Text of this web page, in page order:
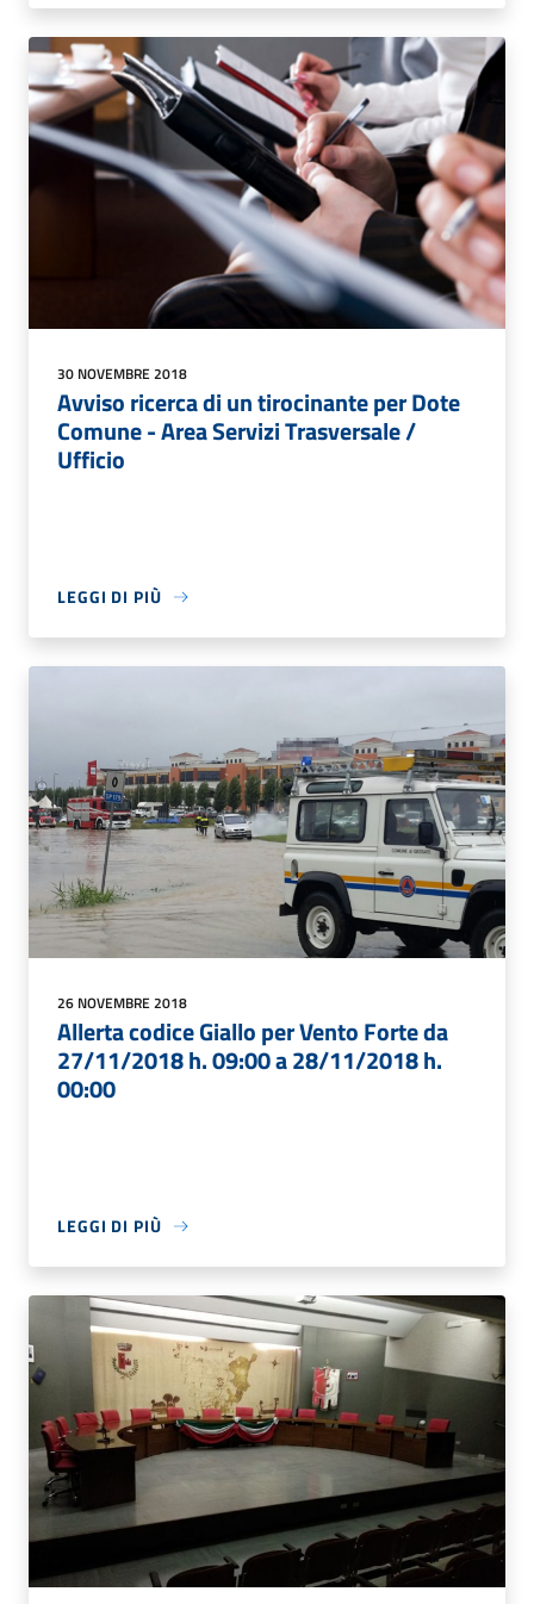
30 NOVEMBRE 2018
Avviso ricerca di un tirocinante per Dote
Comune - Area Servizi Trasversale /
Ufficio
LEGGI DI PIÙ
26 NOVEMBRE 2018
Allerta codice Giallo per Vento Forte da
27/11/2018 h. 09:00 a 28/11/2018 h.
00:00
LEGGI DI PIÙ